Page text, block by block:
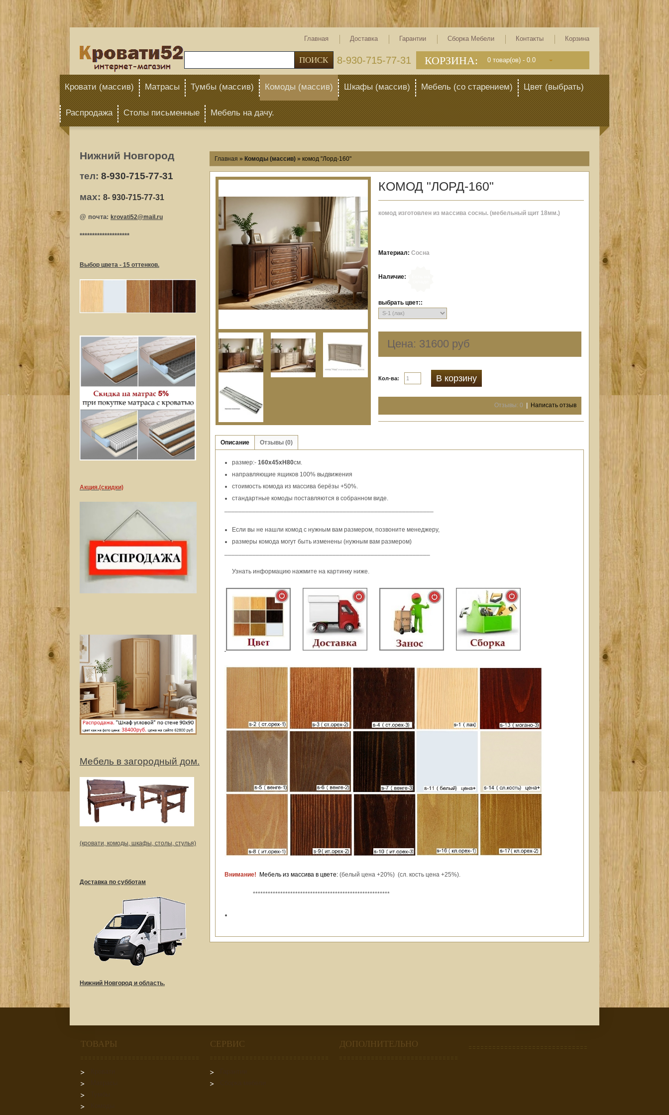
Главная Доставка Гарантии Сборка Мебели Контакты Корзина
КОРЗИНА: 0 товар(ов) - 0.0
тел: 8-930-715-77-31
ПОИСК
Кровати (массив) Матрасы Тумбы (массив) Комоды (массив) Шкафы (массив) Мебель (со старением) Цвет (выбрать)
Распродажа Столы письменные Мебель на дачу.
Нижний Новгород
тел: 8-930-715-77-31
мах: 8- 930-715-77-31
@ почта: krovati52@mail.ru
********************
Выбор цвета - 15 оттенков.
Акция.(скидки)
Мебель в загородный дом.
(кровати, комоды, шкафы, столы, стулья)
Доставка по субботам
Нижний Новгород и область.
Главная » Комоды (массив) » комод "Лорд-160"
КОМОД "ЛОРД-160"
комод изготовлен из массива сосны. (мебельный щит 18мм.)
Материал: Сосна
Наличие:
выбрать цвет:
Цена: 31600 руб
Кол-ва: В корзину
Отзывы: 0 Написать отзыв
Описание Отзывы (0)
размер:- 160х45хН80см.
направляющие ящиков 100% выдвижения
стоимость комода из массива берёзы +50%.
стандартные комоды поставляются в собранном виде.
Если вы не нашли комод с нужным вам размером, позвоните менеджеру,
размеры комода могут быть изменены (нужным вам размером)
Узнать информацию нажмите на картинку ниже.
Внимание! Мебель из массива в цвете: (белый цена +20%) (сл. кость цена +25%).
*******************************************************
ТОВАРЫ СЕРВИС ДОПОЛНИТЕЛЬНО